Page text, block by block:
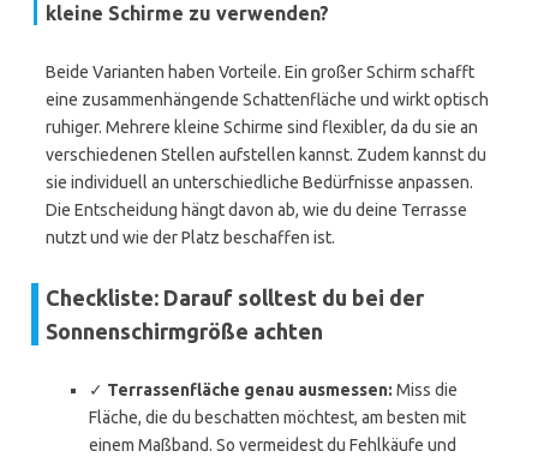
kleine Schirme zu verwenden?
Beide Varianten haben Vorteile. Ein großer Schirm schafft
eine zusammenhängende Schattenfläche und wirkt optisch
ruhiger. Mehrere kleine Schirme sind flexibler, da du sie an
verschiedenen Stellen aufstellen kannst. Zudem kannst du
sie individuell an unterschiedliche Bedürfnisse anpassen.
Die Entscheidung hängt davon ab, wie du deine Terrasse
nutzt und wie der Platz beschaffen ist.
Checkliste: Darauf solltest du bei der
Sonnenschirmgröße achten
✓ Terrassenfläche genau ausmessen: Miss die
Fläche, die du beschatten möchtest, am besten mit
einem Maßband. So vermeidest du Fehlkäufe und